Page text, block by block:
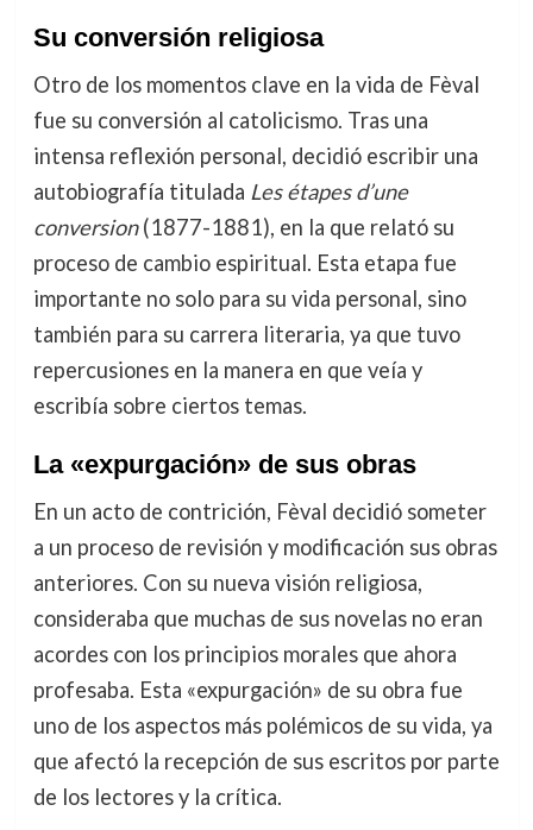
Su conversión religiosa
Otro de los momentos clave en la vida de Fèval
fue su conversión al catolicismo. Tras una
intensa reflexión personal, decidió escribir una
autobiografía titulada Les étapes d’une
conversion(1877-1881), en la que relató su
proceso de cambio espiritual. Esta etapa fue
importante no solo para su vida personal, sino
también para su carrera literaria, ya que tuvo
repercusiones en la manera en que veía y
escribía sobre ciertos temas.
La «expurgación» de sus obras
En un acto de contrición, Fèval decidió someter
a un proceso de revisión y modificación sus obras
anteriores. Con su nueva visión religiosa,
consideraba que muchas de sus novelas no eran
acordes con los principios morales que ahora
profesaba. Esta «expurgación» de su obra fue
uno de los aspectos más polémicos de su vida, ya
que afectó la recepción de sus escritos por parte
de los lectores y la crítica.